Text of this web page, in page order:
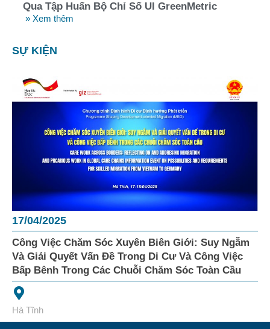
Qua Tập Huấn Bộ Chỉ Số UI GreenMetric
» Xem thêm
SỰ KIỆN
17/04/2025
Công Việc Chăm Sóc Xuyên Biên Giới: Suy Ngẫm
Và Giải Quyết Vấn Đề Trong Di Cư Và Công Việc
Bấp Bênh Trong Các Chuỗi Chăm Sóc Toàn Cầu
Hà Tĩnh